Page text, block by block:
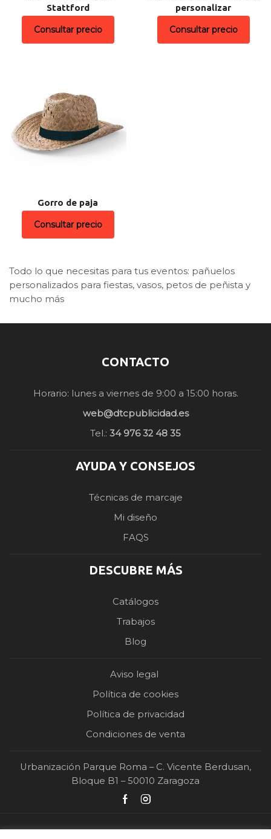
Stattford
Consultar precio
personalizar
Consultar precio
Gorro de paja
Consultar precio
Todo lo que necesitas para tus eventos: pañuelos
personalizados para fiestas, vasos, petos de peñista y
mucho más
CONTACTO
Horario: lunes a viernes de 9:00 a 15:00 horas.
web@dtcpublicidad.es
Tel.: 34 976 32 48 35
AYUDA Y CONSEJOS
Técnicas de marcaje
Mi diseño
FAQS
DESCUBRE MÁS
Catálogos
Trabajos
Blog
Aviso legal
Política de cookies
Política de privacidad
Condiciones de venta
Urbanización Parque Roma – C. Vicente Berdusan,
Bloque B1 – 50010 Zaragoza